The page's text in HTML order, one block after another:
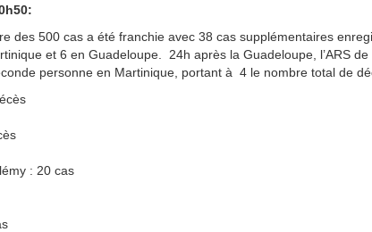
des 500 cas a été franchie avec 38 cas supplémentaires
et 6 en Guadeloupe. 24h après la Guadeloupe, l’ARS de
personne en Martinique, portant à 4 le nombre total de
: 20 cas